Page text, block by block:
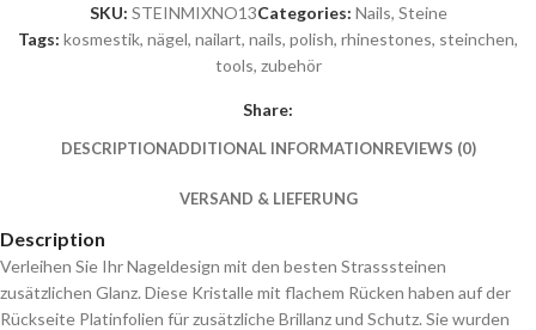
SKU: STEINMIXNO13Categories: Nails, Steine
Tags: kosmestik, nägel, nailart, nails, polish, rhinestones, steinchen,
tools, zubehör
Share:
DESCRIPTIONADDITIONAL INFORMATIONREVIEWS (0)
VERSAND & LIEFERUNG
Description
Verleihen Sie Ihr Nageldesign mit den besten Strasssteinen
zusätzlichen Glanz. Diese Kristalle mit flachem Rücken haben auf der
Rückseite Platinfolien für zusätzliche Brillanz und Schutz. Sie wurden